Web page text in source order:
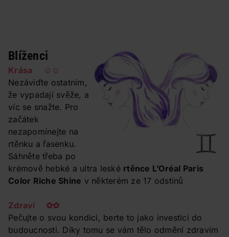
Blíženci
Krása ☺☺
Nezáviďte ostatním,
že vypadají svěže, a
víc se snažte. Pro
začátek
nezapomínejte na
rtěnku a řasenku.
Sáhněte třeba po
krémově hebké a ultra leské rtěnce L’Oréal Paris
Color Riche Shine v některém ze 17 odstínů
Zdraví ✿✿
Pečujte o svou kondici, berte to jako investici do
budoucnosti. Díky tomu se vám tělo odmění zdravím